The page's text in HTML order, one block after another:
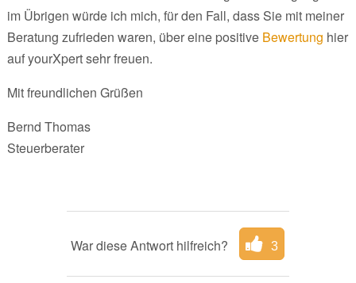
im Übrigen würde ich mich, für den Fall, dass Sie mit meiner
Beratung zufrieden waren, über eine positive Bewertung hier
auf yourXpert sehr freuen.
Mit freundlichen Grüßen
Bernd Thomas
Steuerberater
War diese Antwort hilfreich? 3